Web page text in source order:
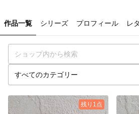
作品一覧 シリーズ プロフィール レ
残り1点